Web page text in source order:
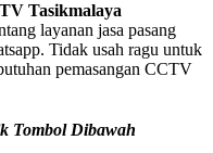
Tasikmalaya
layanan jasa pasang
Tidak usah ragu untuk
pemasangan CCTV
Tombol Dibawah